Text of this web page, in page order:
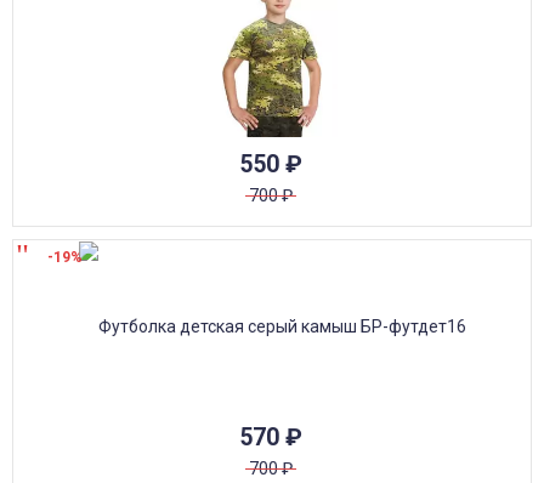
550 ₽
700₽
570 ₽
700₽
-19%